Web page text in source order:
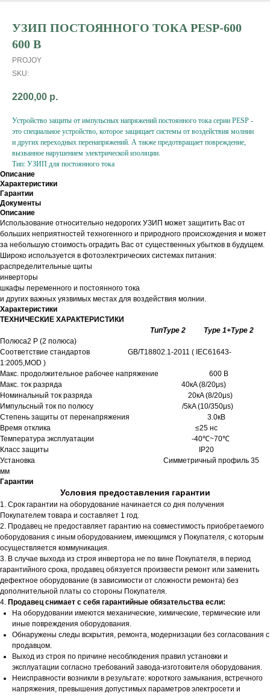
УЗИП ПОСТОЯННОГО ТОКА PESP-600
600 В
PROJOY
SKU:
2200,00 р.
Устройство защиты от импульсных напряжений постоянного тока серии PESP -
это специальное устройство, которое защищает системы от воздействия молнии
и других переходных перенапряжений. А также предотвращает повреждение,
вызванное нарушением электрической изоляции.
Тип: УЗИП для постоянного тока
Описание
Характеристики
Гарантии
Документы
Описание
Использование относительно недорогих УЗИП может защитить Вас от
больших неприятностей техногенного и природного происхождения и может
за небольшую стоимость оградить Вас от существенных убытков в будущем.
Широко используется в фотоэлектрических системах питания:
распределительные щиты
инверторы
шкафы переменного и постоянного тока
и других важных уязвимых местах для воздействия молнии.
Характеристики
ТЕХНИЧЕСКИЕ ХАРАКТЕРИСТИКИ
ТипType 2 Type 1+Type 2
Полюса2 Р (2 полюса)
Соответствие стандартов GB/T18802.1-2011 ( IEC61643-
1:2005,MOD )
Макс. продолжительное рабочее напряжение 600 В
Макс. ток разряда 40кA (8/20μs)
Номинальный ток разряда 20кA (8/20μs)
Импульсный ток по полюсу /5kA (10/350μs)
Степень защиты от перенапряжения 3.0кВ
Время отклика ≤25 нс
Температура эксплуатации -40℃~70℃
Класс защиты IP20
Установка Симметричный профиль 35
мм
Гарантии
Условия предоставления гарантии
1. Срок гарантии на оборудование начинается со дня получения
Покупателем товара и составляет 1 год.
2. Продавец не предоставляет гарантию на совместимость приобретаемого
оборудования с иным оборудованием, имеющимся у Покупателя, с которым
осуществляется коммуникация.
3. В случае выхода из строя инвертора не по вине Покупателя, в период
гарантийного срока, продавец обязуется произвести ремонт или заменить
дефектное оборудование (в зависимости от сложности ремонта) без
дополнительной платы со стороны Покупателя.
4. Продавец снимает с себя гарантийные обязательства если:
На оборудовании имеются механические, химические, термические или
иные повреждения оборудования.
Обнаружены следы вскрытия, ремонта, модернизации без согласования с
продавцом.
Выход из строя по причине несоблюдения правил установки и
эксплуатации согласно требований завода-изготовителя оборудования.
Неисправности возникли в результате: короткого замыкания, встречного
напряжения, превышения допустимых параметров электросети и